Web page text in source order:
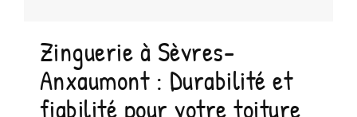
Zinguerie à Sèvres-
Anxaumont : Durabilité et
fiabilité pour votre toiture